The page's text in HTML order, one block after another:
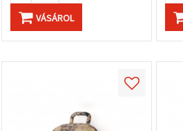
VÁSÁROL